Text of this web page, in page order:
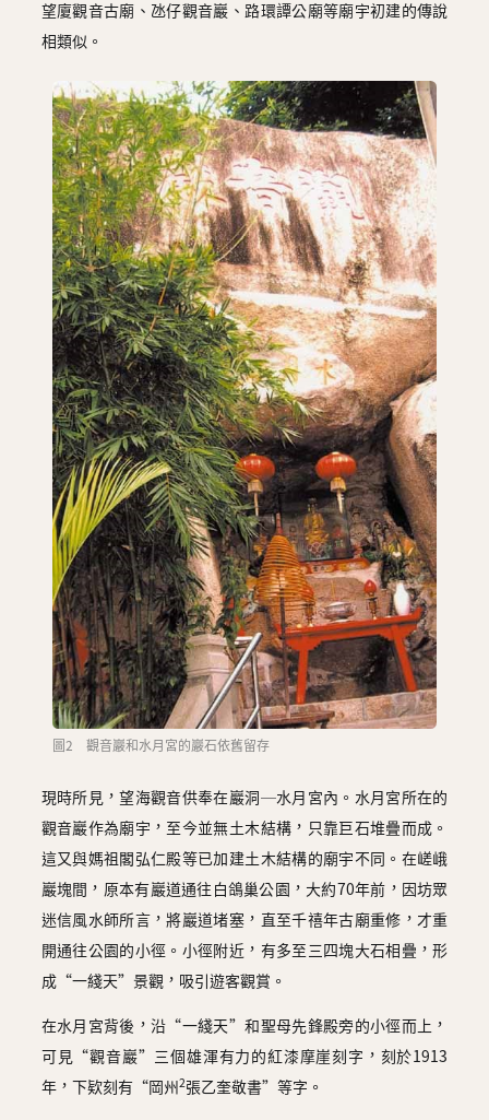
望廈觀音古廟、氹仔觀音巖、路環譚公廟等廟宇初建的傳說
相類似。
圖2 觀音巖和水月宮的巖石依舊留存
現時所見，望海觀音供奉在巖洞─水月宮內。水月宮所在的
觀音巖作為廟宇，至今並無土木結構，只靠巨石堆疊而成。
這又與媽祖閣弘仁殿等已加建土木結構的廟宇不同。在嵯峨
巖塊間，原本有巖道通往白鴿巢公園，大約70年前，因坊眾
迷信風水師所言，將巖道堵塞，直至千禧年古廟重修，才重
開通往公園的小徑。小徑附近，有多至三四塊大石相疊，形
成“一綫天”景觀，吸引遊客觀賞。
在水月宮背後，沿“一綫天”和聖母先鋒殿旁的小徑而上，
可見“觀音巖”三個雄渾有力的紅漆摩崖刻字，刻於1913
年，下欵刻有“岡州 2張乙奎敬書”等字。